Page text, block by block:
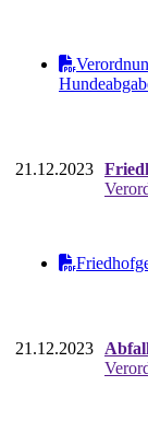
21.12.2023
21.12.2023